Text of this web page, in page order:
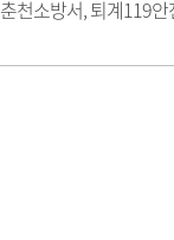
춘천소방서, 퇴계119